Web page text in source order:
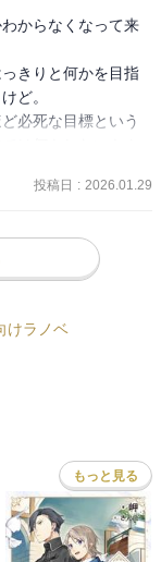
からなくなって来
きりと何かを目指
ど。
必死な目標という
投稿日 : 2026.01.29
けラノベ
もっと見る